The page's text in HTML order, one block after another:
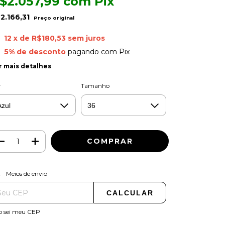
12 x de R$180,53 sem juros
5% de descontopagando com Pix
mais detalhes
Tamanho
para o CEP:
Meios de envio
CALCULAR
sei meu CEP